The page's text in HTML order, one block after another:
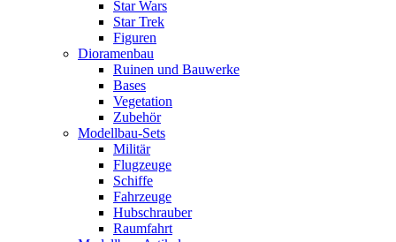
Star Wars
Star Trek
Figuren
Dioramenbau
Ruinen und Bauwerke
Bases
Vegetation
Zubehör
Modellbau-Sets
Militär
Flugzeuge
Schiffe
Fahrzeuge
Hubschrauber
Raumfahrt